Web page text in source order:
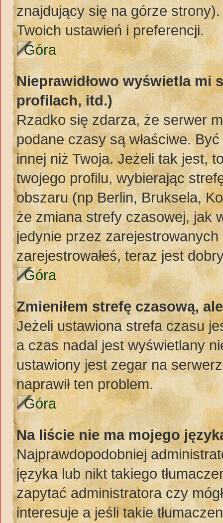
znajdujący się na górze
Twoich ustawień i preferencji.
Góra
Nieprawidłowo wyświetla mi
profilach, itd.)
Rzadko się zdarza, że serwer
podane czasy są właściwe.
innej niż Twoja. Jeżeli tak jest,
twojego profilu, wybierając
obszaru (np Berlin, Bruksela,
że zmiana strefy czasowej, jak
jedynie przez
zarejestrowałeś, teraz jest
Góra
Zmieniłem strefę czasową,
Jeżeli ustawiona strefa czasu
a czas nadal jest wyświetlany
ustawiony jest zegar na
naprawił ten problem.
Góra
Na liście nie ma mojego
Najprawdopodobniej
języka lub nikt takiego
zapytać administratora czy
interesuje a jeśli takie